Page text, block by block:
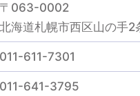
〒063-0002
北海道札幌市西区山の手
011-611-7301
011-641-3795